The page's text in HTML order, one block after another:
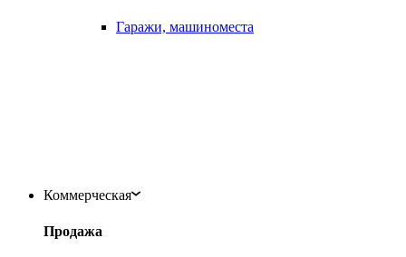
Гаражи, машиноместа
Коммерческая
Продажа